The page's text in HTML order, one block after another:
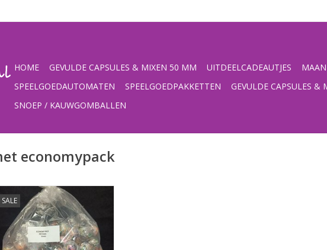
HOME GEVULDE CAPSULES & MIXEN 50 MM UITDEELCADEAUTJES
SPEELGOEDAUTOMATEN
SPEELGOEDPAKKETTEN GEVULDE CAPSULES &
SNOEP / KAUWGOMBALLEN
economypack
SALE
ECONOMY PACK
AAN WINKELWAGEN